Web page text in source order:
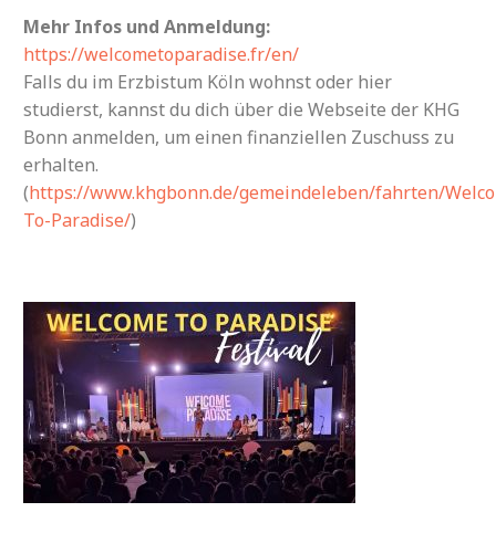
Mehr Infos und Anmeldung:
https://welcometoparadise.fr/en/
Falls du im Erzbistum Köln wohnst oder hier
studierst, kannst du dich über die Webseite der KHG
Bonn anmelden, um einen finanziellen Zuschuss zu
erhalten.
(https://www.khgbonn.de/gemeindeleben/fahrten/
To-Paradise/)